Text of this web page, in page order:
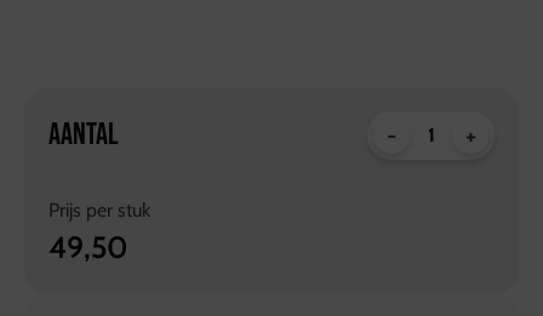
AANTAL - +
Prijs per stuk
49,50